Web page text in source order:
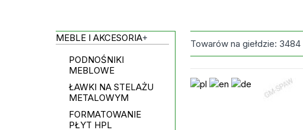
MEBLE I AKCESORIA+
PODNOŚNIKI
MEBLOWE
ŁAWKI NA STELAŻU
METALOWYM
FORMATOWANIE
PŁYT HPL
Towarów na giełdzie: 3484